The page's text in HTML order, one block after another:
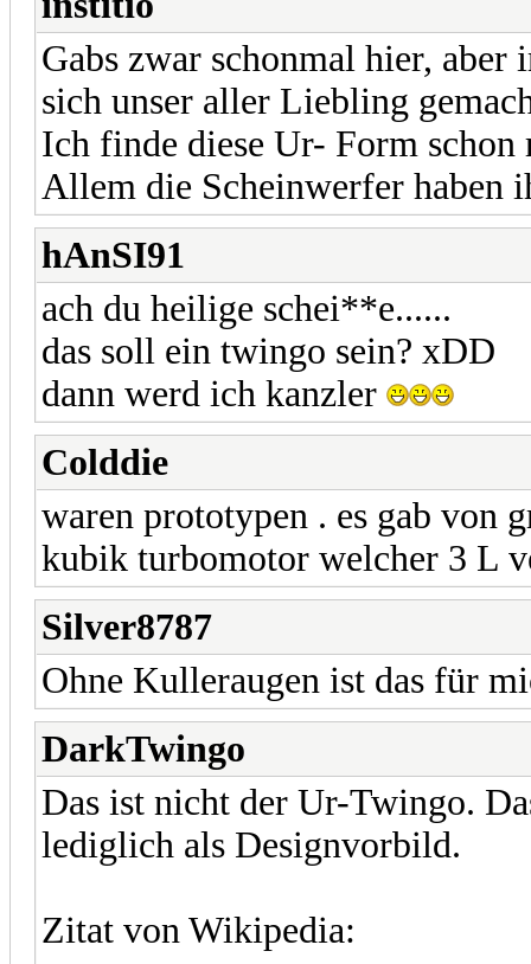
Gabs zwar schonmal hier, aber
sich unser aller Liebling
Ich finde diese Ur- Form
Allem die Scheinwerfer haben
hAnSI91
ach du heilige schei**e......
das soll ein twingo sein? xDD
dann werd ich kanzler
Colddie
waren prototypen . es gab von
kubik turbomotor welcher 3 L
Silver8787
Ohne Kulleraugen ist das für
DarkTwingo
Das ist nicht der Ur-Twingo.
lediglich als Designvorbild.
Zitat von Wikipedia: